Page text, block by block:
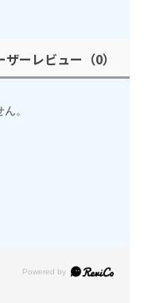
ザーレビュー （0）
。
Powered by